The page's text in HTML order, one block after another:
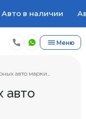
Авто в наличии
Меню
авто марки...
авто